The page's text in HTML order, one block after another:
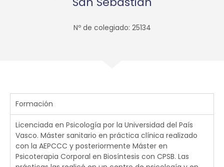
Nº de colegiado: 25134
Formación
Licenciada en Psicología por la Universidad del País
Vasco. Máster sanitario en práctica clínica realizado
con la AEPCCC y posteriormente Máster en
Psicoterapia Corporal en Biosíntesis con CPSB. Las